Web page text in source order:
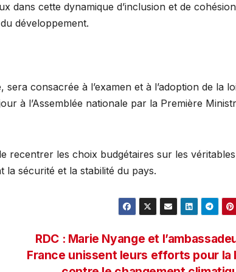
dans cette dynamique d’inclusion et de cohésion
développement.
consacrée à l’examen et à l’adoption de la
à l’Assemblée nationale par la Première
recentrer les choix budgétaires sur les véritables
la sécurité et la stabilité du pays.
RDC : Marie Nyange et
France unissent leurs efforts pour la